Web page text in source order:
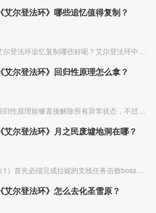
《艾尔登法环》哪些追忆值得复制？
《艾尔登法环》回归性原理怎么拿？
《艾尔登法环》月之民废墟地洞在哪？
《艾尔登法环》怎么去化圣雪原？